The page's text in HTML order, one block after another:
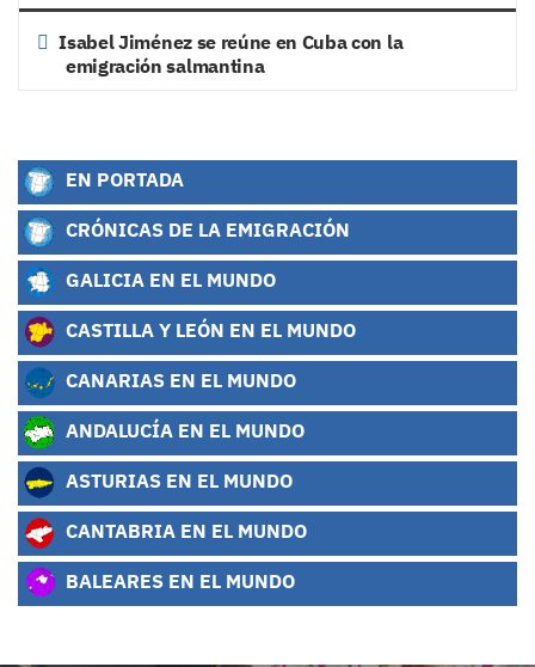
Isabel Jiménez se reúne en Cuba con la
emigración salmantina
EN PORTADA
CRÓNICAS DE LA EMIGRACIÓN
GALICIA EN EL MUNDO
CASTILLA Y LEÓN EN EL MUNDO
CANARIAS EN EL MUNDO
ANDALUCÍA EN EL MUNDO
ASTURIAS EN EL MUNDO
CANTABRIA EN EL MUNDO
BALEARES EN EL MUNDO